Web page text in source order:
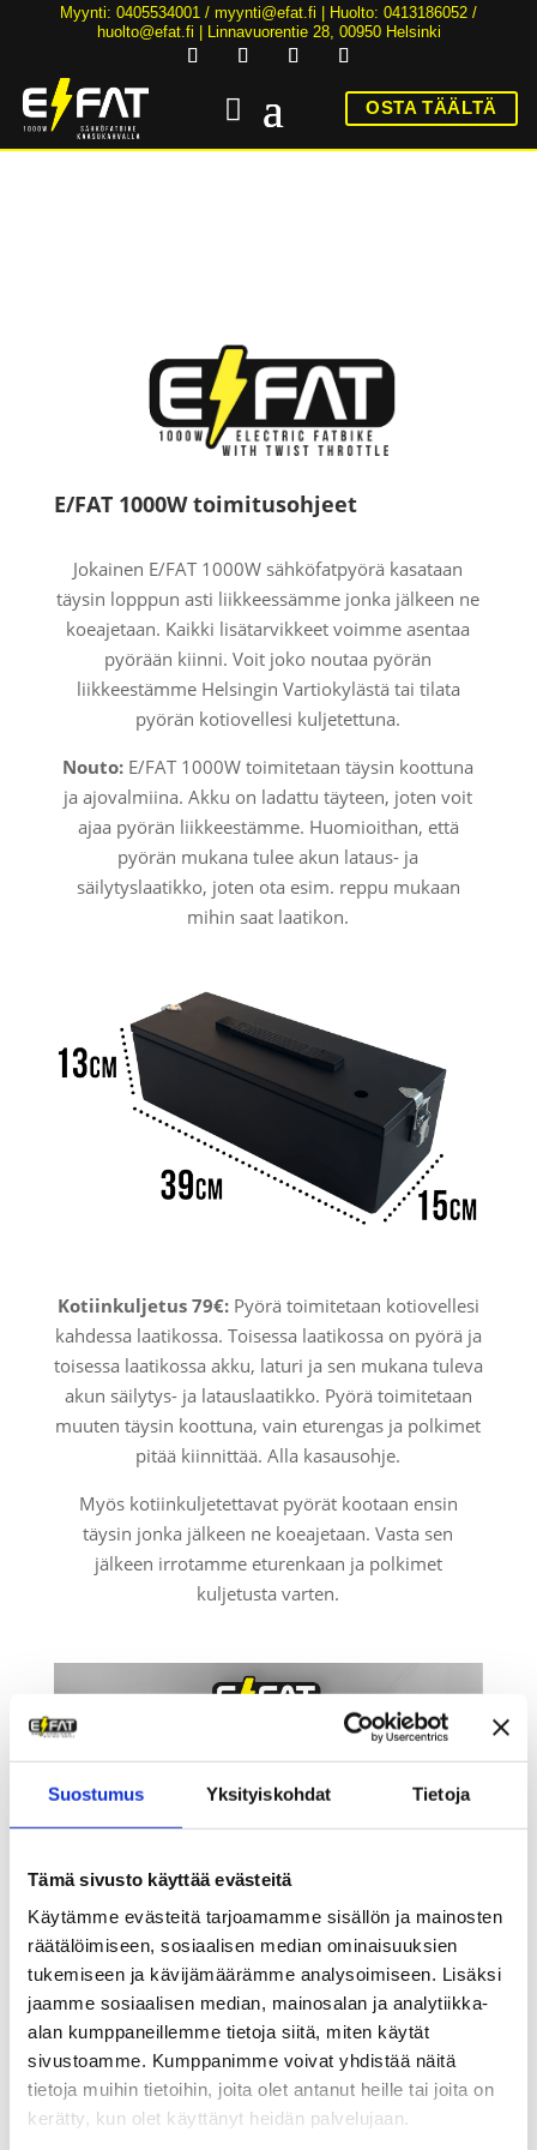
Suostumus Yksityiskohdat Tietoja
Tämä sivusto käyttää evästeitä
Käytämme evästeitä tarjoamamme sisällön ja mainosten
räätälöimiseen, sosiaalisen median ominaisuuksien
tukemiseen ja kävijämäärämme analysoimiseen. Lisäksi
jaamme sosiaalisen median, mainosalan ja analytiikka-
alan kumppaneillemme tietoja siitä, miten käytät
sivustoamme. Kumppanimme voivat yhdistää näitä
tietoja muihin tietoihin, joita olet antanut heille tai joita on
kerätty, kun olet käyttänyt heidän palvelujaan.
Myynti: 0405534001 / myynti@efat.fi | Huolto: 0413186052 /
huolto@efat.fi | Linnavuorentie 28, 00950 Helsinki
OSTA TÄÄLTÄ
HINTA NYT ALK. 2899€! | 36KK KOROTONTA MAKSUAIKAA | ALK. 89€/KK
E/FAT 1000W toimitusohjeet
Jokainen E/FAT 1000W sähköfatpyörä kasataan
täysin lopppun asti liikkeessämme jonka jälkeen ne
koeajetaan. Kaikki lisätarvikkeet voimme asentaa
pyörään kiinni. Voit joko noutaa pyörän
liikkeestämme Helsingin Vartiokylästä tai tilata
pyörän kotiovellesi kuljetettuna.
Nouto: E/FAT 1000W toimitetaan täysin koottuna
ja ajovalmiina. Akku on ladattu täyteen, joten voit
ajaa pyörän liikkeestämme. Huomioithan, että
pyörän mukana tulee akun lataus- ja
säilytyslaatikko, joten ota esim. reppu mukaan
mihin saat laatikon.
Kotiinkuljetus 79€: Pyörä toimitetaan kotiovellesi
kahdessa laatikossa. Toisessa laatikossa on pyörä ja
toisessa laatikossa akku, laturi ja sen mukana tuleva
akun säilytys- ja latauslaatikko. Pyörä toimitetaan
muuten täysin koottuna, vain eturengas ja polkimet
pitää kiinnittää. Alla kasausohje.
Myös kotiinkuljetettavat pyörät kootaan ensin
täysin jonka jälkeen ne koeajetaan. Vasta sen
jälkeen irrotamme eturenkaan ja polkimet
kuljetusta varten.
TILAA E/FAT 1000W TÄSTÄ!